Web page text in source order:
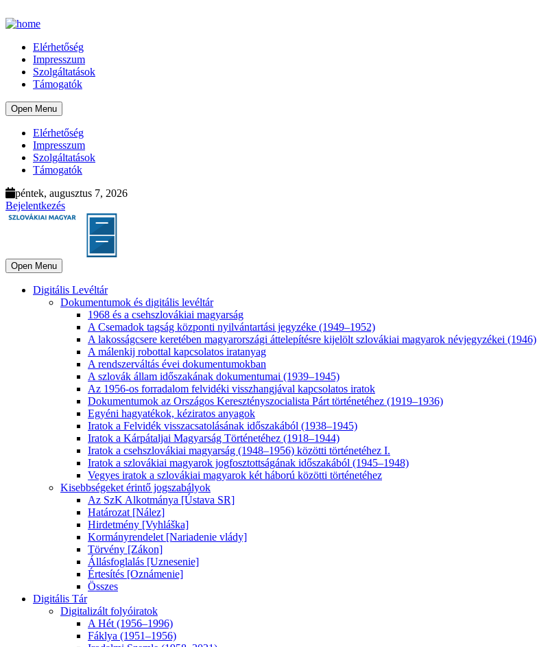
Elérhetőség
Impresszum
Szolgáltatások
Támogatók
Open Menu
Elérhetőség
Impresszum
Szolgáltatások
Támogatók
péntek, augusztus 7, 2026
Bejelentkezés
Open Menu
Digitális Levéltár
Dokumentumok és digitális levéltár
1968 és a csehszlovákiai magyarság
A Csemadok tagság központi nyilvántartási jegyzéke (1949–1952)
A lakosságcsere keretében magyarországi áttelepítésre kijelölt szlovákiai magyarok névjegyzékei (1946)
A málenkij robottal kapcsolatos iratanyag
A rendszerváltás évei dokumentumokban
A szlovák állam időszakának dokumentumai (1939–1945)
Az 1956-os forradalom felvidéki visszhangjával kapcsolatos iratok
Dokumentumok az Országos Keresztényszocialista Párt történetéhez (1919–1936)
Egyéni hagyatékok, kéziratos anyagok
Iratok a Felvidék visszacsatolásának időszakából (1938–1945)
Iratok a Kárpátaljai Magyarság Történetéhez (1918–1944)
Iratok a csehszlovákiai magyarság (1948–1956) közötti történetéhez I.
Iratok a szlovákiai magyarok jogfosztottságának időszakából (1945–1948)
Vegyes iratok a szlovákiai magyarok két háború közötti történetéhez
Kisebbségeket érintő jogszabályok
Az SzK Alkotmánya [Ústava SR]
Határozat [Nález]
Hirdetmény [Vyhláška]
Kormányrendelet [Nariadenie vlády]
Törvény [Zákon]
Állásfoglalás [Uznesenie]
Értesítés [Oznámenie]
Összes
Digitális Tár
Digitalizált folyóiratok
A Hét (1956–1996)
Fáklya (1951–1956)